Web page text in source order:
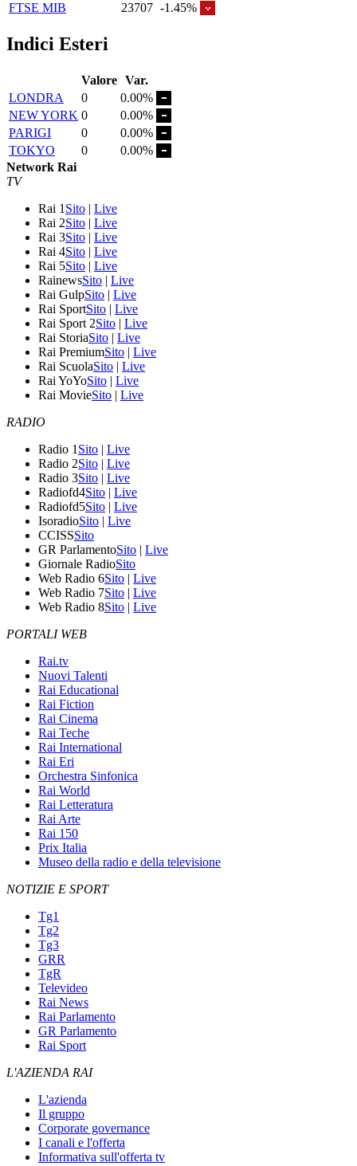
FTSE MIB
23707 -1.45%
Indici Esteri
Valore Var.
LONDRA
0
0.00%
NEW YORK 0
0.00%
PARIGI
0
0.00%
TOKYO
0
0.00%
Network Rai
TV
Rai 1 Sito | Live
Rai 2Sito | Live
Rai 3Sito | Live
Rai 4Sito | Live
Rai 5Sito | Live
RainewsSito | Live
Rai GulpSito | Live
Rai SportSito | Live
Rai Sport 2Sito | Live
Rai StoriaSito | Live
Rai PremiumSito | Live
Rai ScuolaSito | Live
Rai YoYoSito | Live
Rai MovieSito | Live
RADIO
Radio 1 Sito | Live
Radio 2Sito | Live
Radio 3Sito | Live
Radiofd4Sito | Live
Radiofd5Sito | Live
IsoradioSito | Live
CCISSSito
GR ParlamentoSito | Live
Giornale RadioSito
Web Radio 6Sito | Live
Web Radio 7Sito | Live
Web Radio 8Sito | Live
PORTALI WEB
Rai.tv
Nuovi Talenti
Rai Educational
Rai Fiction
Rai Cinema
Rai Teche
Rai International
Rai Eri
Orchestra Sinfonica
Rai World
Rai Letteratura
Rai Arte
Rai 150
Prix Italia
Museo della radio e della televisione
NOTIZIE E SPORT
Tg1
Tg2
Tg3
GRR
TgR
Televideo
Rai News
Rai Parlamento
GR Parlamento
Rai Sport
L'AZIENDA RAI
L'azienda
Il gruppo
Corporate governance
I canali e l'offerta
Informativa sull'offerta tv